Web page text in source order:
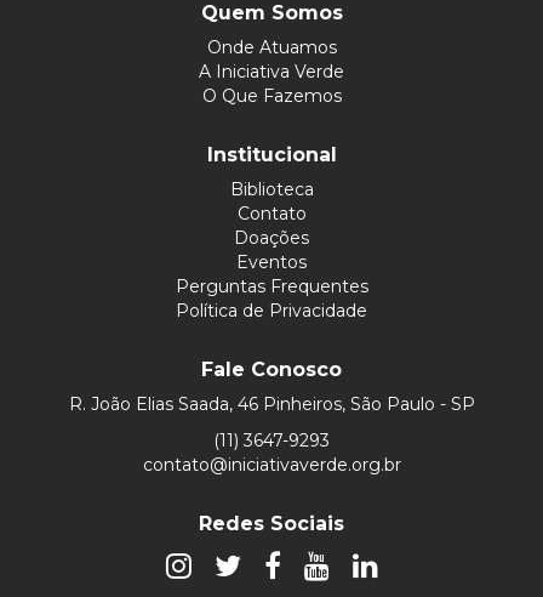
Quem Somos
Onde Atuamos
A Iniciativa Verde
O Que Fazemos
Institucional
Biblioteca
Contato
Doações
Eventos
Perguntas Frequentes
Política de Privacidade
Fale Conosco
R. João Elias Saada, 46 Pinheiros, São Paulo - SP
(11) 3647-9293
contato@iniciativaverde.org.br
Redes Sociais